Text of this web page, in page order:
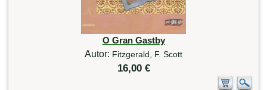
O Gran Gastby
Autor: Fitzgerald, F. Scott
16,00 €